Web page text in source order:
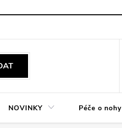
NOVINKY Péče o nohy